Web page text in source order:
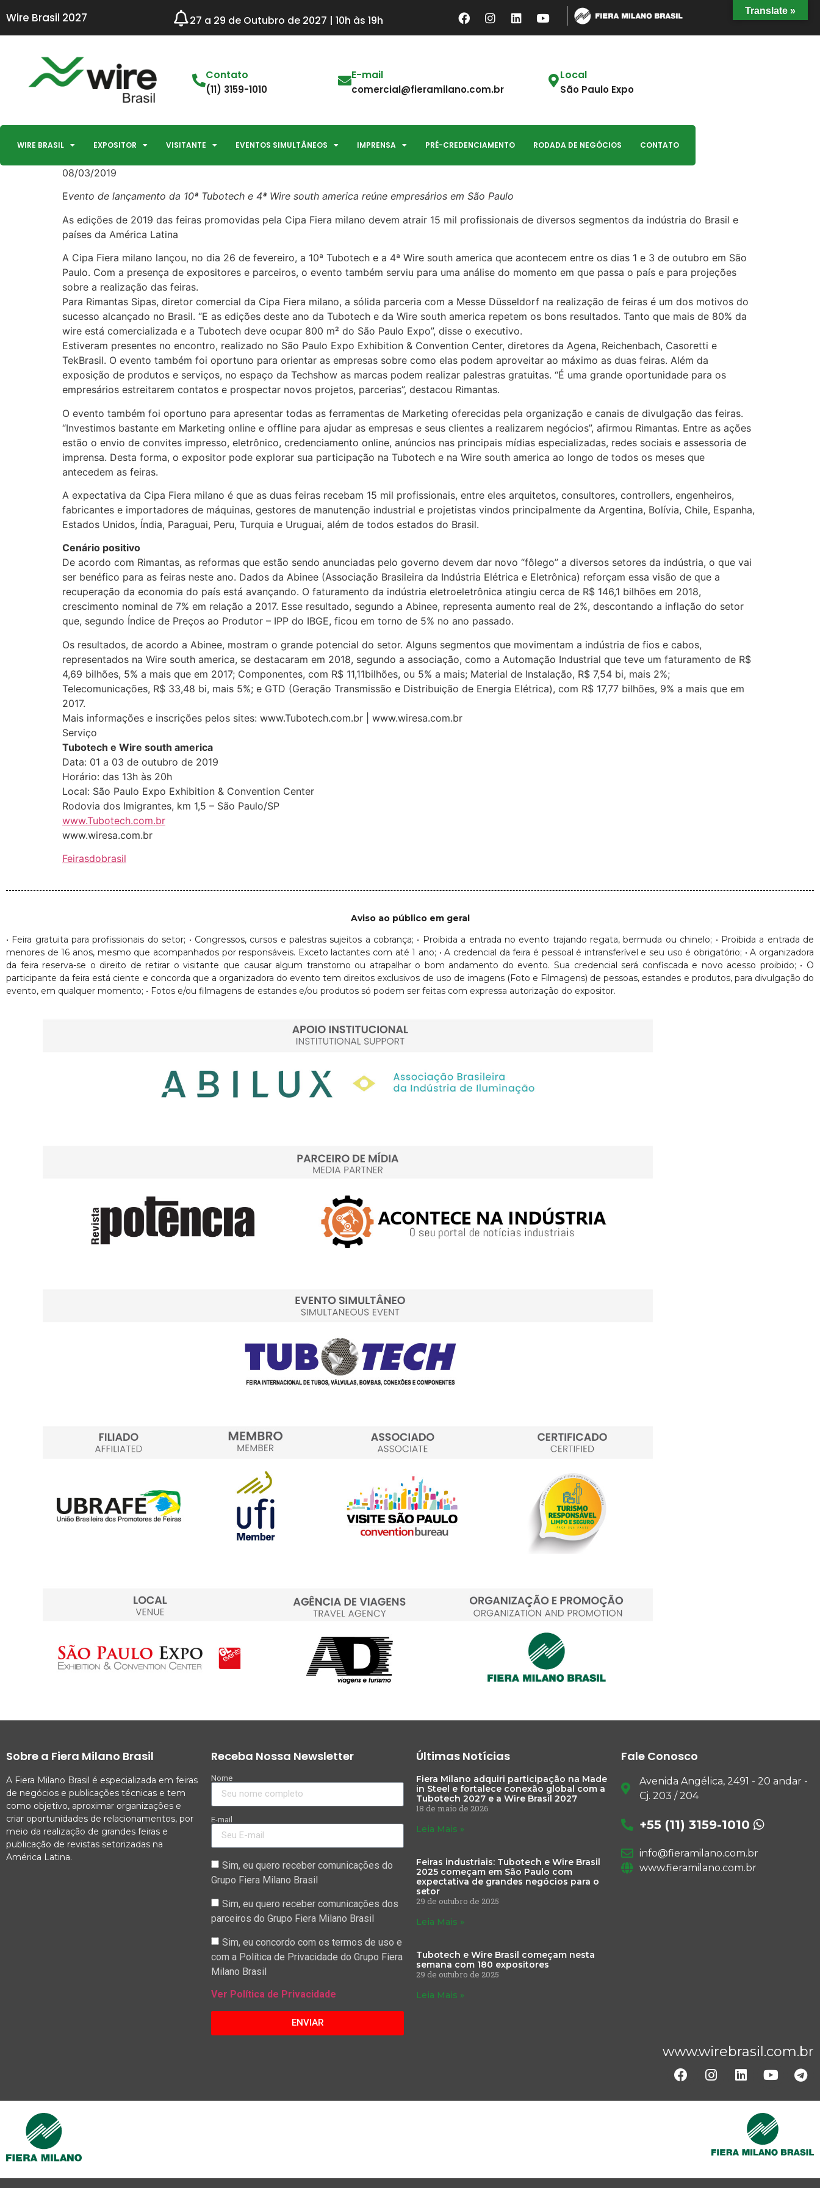
Wire Brasil 2027 27 a 29 de Outubro de 2027 | 10h às 19h
Contato
(11) 3159-1010
E-mail
comercial@fieramilano.com.br
Local
São Paulo Expo
WIRE BRASIL EXPOSITOR VISITANTE EVENTOS SIMULTÂNEOS IMPRENSA PRÉ-CREDENCIAMENTO RODADA DE NEGÓCIOS CONTATO
08/03/2019
Evento de lançamento da 10ª Tubotech e 4ª Wire south america reúne empresários em São Paulo
As edições de 2019 das feiras promovidas pela Cipa Fiera milano devem atrair 15 mil profissionais de diversos segmentos da indústria do Brasil e
países da América Latina
A Cipa Fiera milano lançou, no dia 26 de fevereiro, a 10ª Tubotech e a 4ª Wire south america que acontecem entre os dias 1 e 3 de outubro em São
Paulo. Com a presença de expositores e parceiros, o evento também serviu para uma análise do momento em que passa o país e para projeções
sobre a realização das feiras.
Para Rimantas Sipas, diretor comercial da Cipa Fiera milano, a sólida parceria com a Messe Düsseldorf na realização de feiras é um dos motivos do
sucesso alcançado no Brasil. “E as edições deste ano da Tubotech e da Wire south america repetem os bons resultados. Tanto que mais de 80% da
wire está comercializada e a Tubotech deve ocupar 800 m² do São Paulo Expo”, disse o executivo.
Estiveram presentes no encontro, realizado no São Paulo Expo Exhibition & Convention Center, diretores da Agena, Reichenbach, Casoretti e
TekBrasil. O evento também foi oportuno para orientar as empresas sobre como elas podem aproveitar ao máximo as duas feiras. Além da
exposição de produtos e serviços, no espaço da Techshow as marcas podem realizar palestras gratuitas. “É uma grande oportunidade para os
empresários estreitarem contatos e prospectar novos projetos, parcerias”, destacou Rimantas.
O evento também foi oportuno para apresentar todas as ferramentas de Marketing oferecidas pela organização e canais de divulgação das feiras.
“Investimos bastante em Marketing online e offline para ajudar as empresas e seus clientes a realizarem negócios”, afirmou Rimantas. Entre as ações
estão o envio de convites impresso, eletrônico, credenciamento online, anúncios nas principais mídias especializadas, redes sociais e assessoria de
imprensa. Desta forma, o expositor pode explorar sua participação na Tubotech e na Wire south america ao longo de todos os meses que
antecedem as feiras.
A expectativa da Cipa Fiera milano é que as duas feiras recebam 15 mil profissionais, entre eles arquitetos, consultores, controllers, engenheiros,
fabricantes e importadores de máquinas, gestores de manutenção industrial e projetistas vindos principalmente da Argentina, Bolívia, Chile, Espanha,
Estados Unidos, Índia, Paraguai, Peru, Turquia e Uruguai, além de todos estados do Brasil.
Cenário positivo
De acordo com Rimantas, as reformas que estão sendo anunciadas pelo governo devem dar novo “fôlego” a diversos setores da indústria, o que vai
ser benéfico para as feiras neste ano. Dados da Abinee (Associação Brasileira da Indústria Elétrica e Eletrônica) reforçam essa visão de que a
recuperação da economia do país está avançando. O faturamento da indústria eletroeletrônica atingiu cerca de R$ 146,1 bilhões em 2018,
crescimento nominal de 7% em relação a 2017. Esse resultado, segundo a Abinee, representa aumento real de 2%, descontando a inflação do setor
que, segundo Índice de Preços ao Produtor – IPP do IBGE, ficou em torno de 5% no ano passado.
Os resultados, de acordo a Abinee, mostram o grande potencial do setor. Alguns segmentos que movimentam a indústria de fios e cabos,
representados na Wire south america, se destacaram em 2018, segundo a associação, como a Automação Industrial que teve um faturamento de R$
4,69 bilhões, 5% a mais que em 2017; Componentes, com R$ 11,11bilhões, ou 5% a mais; Material de Instalação, R$ 7,54 bi, mais 2%;
Telecomunicações, R$ 33,48 bi, mais 5%; e GTD (Geração Transmissão e Distribuição de Energia Elétrica), com R$ 17,77 bilhões, 9% a mais que em
2017.
Mais informações e inscrições pelos sites: www.Tubotech.com.br | www.wiresa.com.br
Serviço
Tubotech e Wire south america
Data: 01 a 03 de outubro de 2019
Horário: das 13h às 20h
Local: São Paulo Expo Exhibition & Convention Center
Rodovia dos Imigrantes, km 1,5 – São Paulo/SP
www.Tubotech.com.br
www.wiresa.com.br
Feirasdobrasil
Aviso ao público em geral
• Feira gratuita para profissionais do setor; • Congressos, cursos e palestras sujeitos a cobrança; • Proibida a entrada no evento trajando regata, bermuda ou chinelo; • Proibida a entrada de
menores de 16 anos, mesmo que acompanhados por responsáveis. Exceto lactantes com até 1 ano; • A credencial da feira é pessoal é intransferível e seu uso é obrigatório; • A organizadora
da feira reserva-se o direito de retirar o visitante que causar algum transtorno ou atrapalhar o bom andamento do evento. Sua credencial será confiscada e novo acesso proibido; • O
participante da feira está ciente e concorda que a organizadora do evento tem direitos exclusivos de uso de imagens (Foto e Filmagens) de pessoas, estandes e produtos, para divulgação do
evento, em qualquer momento; • Fotos e/ou filmagens de estandes e/ou produtos só podem ser feitas com expressa autorização do expositor.
Sobre a Fiera Milano Brasil
A Fiera Milano Brasil é especializada em feiras
de negócios e publicações técnicas e tem
como objetivo, aproximar organizações e
criar oportunidades de relacionamentos, por
meio da realização de grandes feiras e
publicação de revistas setorizadas na
América Latina.
Receba Nossa Newsletter
Nome
E-mail
Sim, eu quero receber comunicações do
Grupo Fiera Milano Brasil
Sim, eu quero receber comunicações dos
parceiros do Grupo Fiera Milano Brasil
Sim, eu concordo com os termos de uso e
com a Política de Privacidade do Grupo Fiera
Milano Brasil
Ver Política de Privacidade
ENVIAR
Últimas Notícias
Fiera Milano adquiri participação na Made
in Steel e fortalece conexão global com a
Tubotech 2027 e a Wire Brasil 2027
18 de maio de 2026
Leia Mais »
Feiras industriais: Tubotech e Wire Brasil
2025 começam em São Paulo com
expectativa de grandes negócios para o
setor
29 de outubro de 2025
Leia Mais »
Tubotech e Wire Brasil começam nesta
semana com 180 expositores
29 de outubro de 2025
Leia Mais »
Fale Conosco
Avenida Angélica, 2491 - 20 andar -
Cj. 203 / 204
+55 (11) 3159-1010
info@fieramilano.com.br
www.fieramilano.com.br
www.wirebrasil.com.br
Translate »